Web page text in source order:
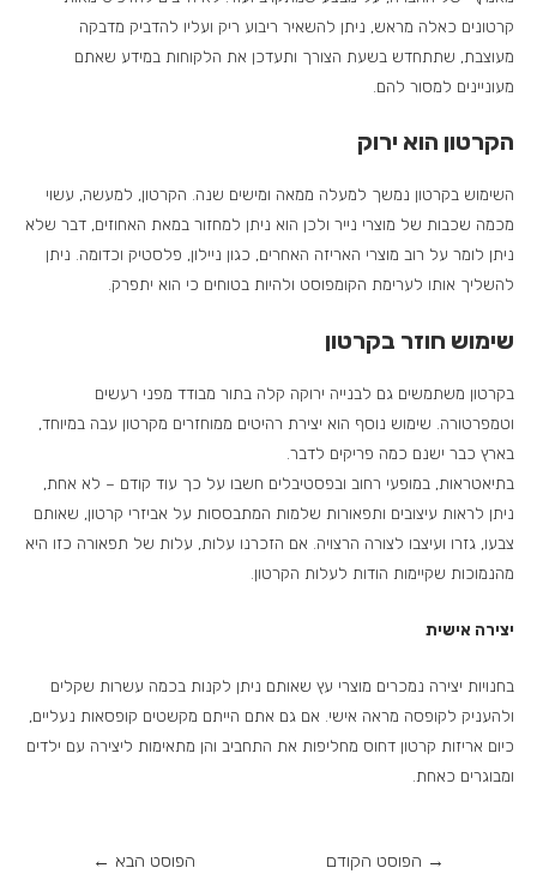
קרטונים כאלה מראש, ניתן להשאיר ריבוע ריק ועליו להדביק מדבקה
מעוצבת, שתתחדש בשעת הצורך ותעדכן את הלקוחות במידע שאתם
מעוניינים למסור להם.
הקרטון הוא ירוק
השימוש בקרטון נמשך למעלה ממאה ומישים שנה. הקרטון, למעשה, עשוי
מכמה שכבות של מוצרי נייר ולכן הוא ניתן למחזור במאת האחוזים, דבר שלא
ניתן לומר על רוב מוצרי האריזה האחרים, כגון ניילון, פלסטיק וכדומה. ניתן
להשליך אותו לערימת הקומפוסט ולהיות בטוחים כי הוא יתפרק.
שימוש חוזר בקרטון
בקרטון משתמשים גם לבנייה ירוקה קלה בתור מבודד מפני רעשים
וטמפרטורה. שימוש נוסף הוא יצירת רהיטים ממוחזרים מקרטון עבה במיוחד,
בארץ כבר ישנם כמה פריקים לדבר.
בתיאטראות, במופעי רחוב ובפסטיבלים חשבו על כך עוד קודם – לא אחת,
ניתן לראות עיצובים ותפאורות שלמות המתבססות על אביזרי קרטון, שאותם
צבעו, גזרו ועיצבו לצורה הרצויה. אם הזכרנו עלות, עלות של תפאורה כזו היא
מהנמוכות שקיימות הודות לעלות הקרטון.
יצירה אישית
בחנויות יצירה נמכרים מוצרי עץ שאותם ניתן לקנות בכמה עשרות שקלים
ולהעניק לקופסה מראה אישי. אם גם אתם הייתם מקשטים קופסאות נעליים,
כיום אריזות קרטון דחוס מחליפות את התחביב והן מתאימות ליצירה עם ילדים
ומבוגרים כאחת.
→ הפוסט הקודם הפוסט הבא ←